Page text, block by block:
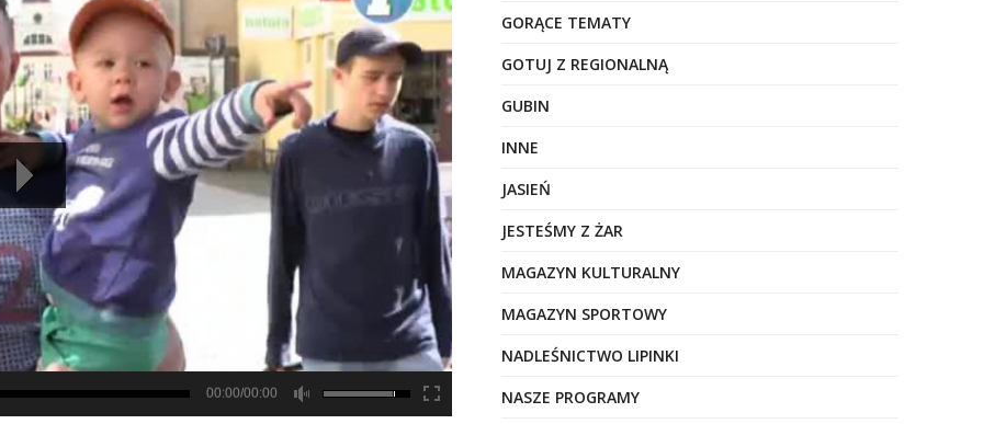
00:00/00:00
GORĄCE TEMATY
GOTUJ Z REGIONALNĄ
GUBIN
INNE
JASIEŃ
JESTEŚMY Z ŻAR
MAGAZYN KULTURALNY
MAGAZYN SPORTOWY
NADLEŚNICTWO LIPINKI
NASZE PROGRAMY